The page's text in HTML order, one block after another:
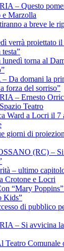
– Questo
Marzolla
a breve le
verrà proiettato il
torna al
Da domani la
forza del sorriso”
– Ernesto
Teatro
Ward a Locri il 7
giorni di
(RC) – Si
– ultimo
Crotone e Locri
“Mary
Kids”
di pubblico
– Si avvicina la
Comunale